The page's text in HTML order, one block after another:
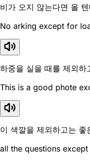
비가 오지 않는다면 올
No arking except for
하중을 실을 때를 제외하
This is a good phote
이 색깔을 제외하고는 좋
all the questions